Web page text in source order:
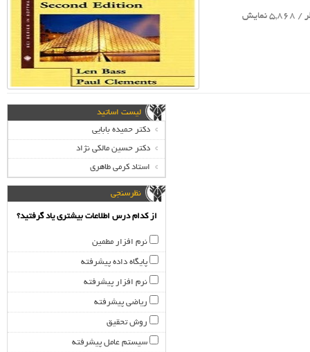
لیست اساتید
دکتر حمیده بابایی
دکتر حسین مالکی نژاد
استاد کرمی طاهری
نظرسنجی
از کدام درس اطلاعات بیشتری یاد گرفتید؟
نرم افزار مطمین
پایگاه داده پیشرفته
نرم افزار پیشرفته
ریاضی پیشرفته
روش تحقیق
سیستم عامل پیشرفته